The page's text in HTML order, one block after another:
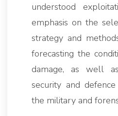
understood
emphasis on the
strategy and
forecasting the
damage, as well
security and
the military and